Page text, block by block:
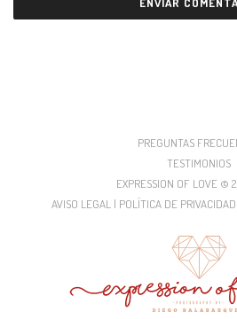
PREGUNTAS
TESTIMONIOS
EXPRESSION OF LOVE ©
AVISO LEGAL | POLÍTICA DE